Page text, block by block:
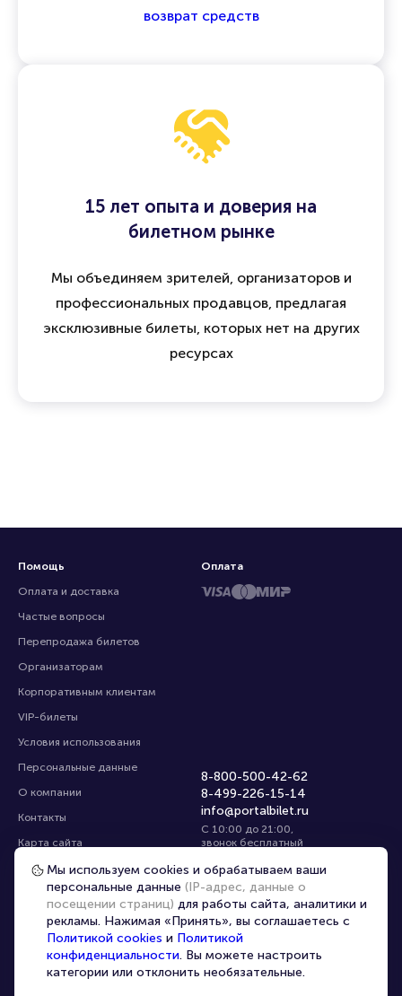
возврат средств
15 лет опыта и доверия на
билетном рынке
Мы объединяем зрителей, организаторов и
профессиональных продавцов, предлагая
эксклюзивные билеты, которых нет на других
ресурсах
Помощь
Оплата и доставка
Частые вопросы
Перепродажа билетов
Организаторам
Корпоративным клиентам
VIP-билеты
Условия использования
Персональные данные
О компании
Контакты
Карта сайта
Управление cookies
8-800-500-42-62
8-499-226-15-14
info@portalbilet.ru
С 10:00 до 21:00,
звонок бесплатный
Все площадки
Оплата
Главная | Екатеринбург
Мы используем cookies и обрабатываем ваши
персональные данные (IP-адрес, данные о
посещении страниц) для работы сайта, аналитики и
рекламы. Нажимая «Принять», вы соглашаетесь с
Политикой cookies и Политикой
конфиденциальности. Вы можете настроить
категории или отклонить необязательные.